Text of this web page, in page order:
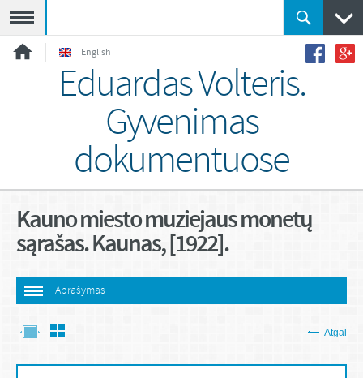
English
Eduardas Volteris.
Gyvenimas
dokumentuose
Kauno miesto muziejaus monetų
sąrašas. Kaunas, [1922].
Aprašymas
Atgal